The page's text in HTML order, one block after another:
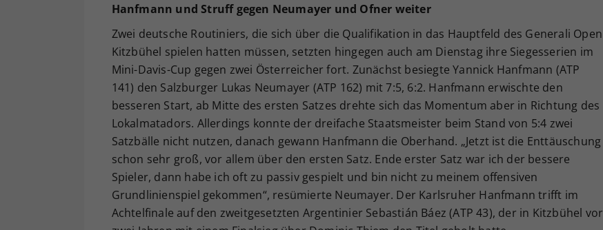
Hanfmann und Struff gegen Neumayer und Ofner weiter
Zwei deutsche Routiniers, die sich über die Qualifikation in das Hauptfeld des Generali Open
Kitzbühel spielen hatten müssen, setzten hingegen auch am Dienstag ihre Siegesserien im
Mini-Davis-Cup gegen zwei Österreicher fort. Zunächst besiegte Yannick Hanfmann (ATP
141) den Salzburger Lukas Neumayer (ATP 162) mit 7:5, 6:2. Hanfmann erwischte den
besseren Start, ab Mitte des ersten Satzes drehte sich das Momentum aber in Richtung des
Lokalmatadors. Allerdings konnte der dreifache Staatsmeister beim Stand von 5:4 zwei
Satzbälle nicht nutzen, danach gewann Hanfmann die Oberhand. „Jetzt ist die Enttäuschung
schon sehr groß, vor allem über den ersten Satz. Ende erster Satz war ich der bessere
Spieler, dann habe ich oft zu passiv gespielt und bin nicht zu meinem offensiven
Grundlinienspiel gekommen“, resümierte Neumayer. Der Karlsruher Hanfmann trifft im
Achtelfinale auf den zweitgesetzten Argentinier Sebastián Báez (ATP 43), der in Kitzbühel vor